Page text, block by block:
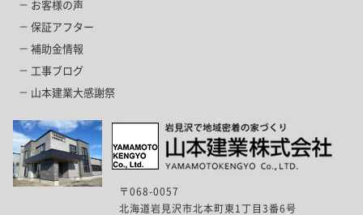
お客様の声
保証アフター
補助金情報
工事ブログ
山本建業大感謝祭
〒068-0057
北海道岩見沢市北本町東1丁目3番6号